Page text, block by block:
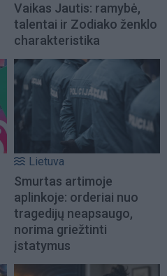
Vaikas Jautis: ramybė,
talentai ir Zodiako ženklo
charakteristika
Lietuva
Smurtas artimoje
aplinkoje: orderiai nuo
tragedijų neapsaugo,
norima griežtinti
įstatymus